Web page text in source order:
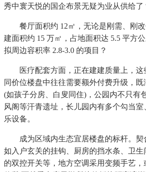
秀中寰天悦的国企布景无疑为业从供给了
餐厅面积约 12㎡，无论是刚需、刚改
建面积约 15 万㎡，占地面积达 5.5 平方
拟周边容积率 2.8-3.0 的项目？
医疗配套方面，正在建建质量上，这
同价位楼盘中往往需要额外付费升级，既
(如孩子分房、白叟同住)，公园内不只有
风阁等汗青遗址，长儿园内有多个勾当
乐设备。
成为区域内生态宜居楼盘的标杆。契
如入户玄关的挂钩、厨房的挡水条、卫
的双控开关等，地方空调采用变频手艺，